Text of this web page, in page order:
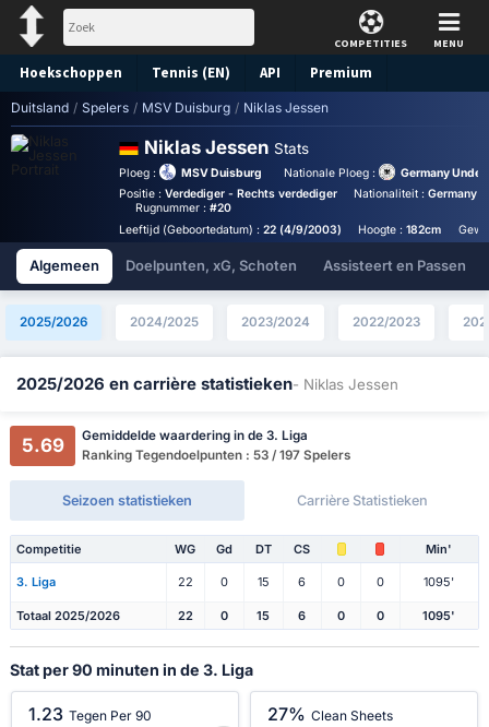
COMPETITIES MENU
Hoekschoppen Tennis (EN) API Premium
Voorspelling
Duitsland / Spelers / MSV Duisburg / Niklas Jessen
Niklas Jessen Stats
Ploeg : MSV Duisburg Nationale Ploeg :
Germany Under
Positie : Verdediger - Rechts verdediger Nationaliteit :Germany
Rugnummer :#20
Leeftijd (Geboortedatum) : 22 (4/9/2003) Hoogte :182cm
Algemeen Doelpunten, xG, Schoten Assisteert en Passen
2025/2026 2024/2025 2023/2024 2022/2023
2025/2026 en carrière statistieken- Niklas Jessen
5.69
Gemiddelde waardering in de 3. Liga
Ranking Tegendoelpunten : 53 / 197 Spelers
Seizoen statistieken Carrière Statistieken
Competitie WG Gd DT CS Min'
3. Liga 22 0 15 6 0 0 1095'
Totaal 2025/2026 22 0 15 6 0 0 1095'
Stat per 90 minuten in de 3. Liga
1.23 Tegen Per 90 27% Clean Sheets